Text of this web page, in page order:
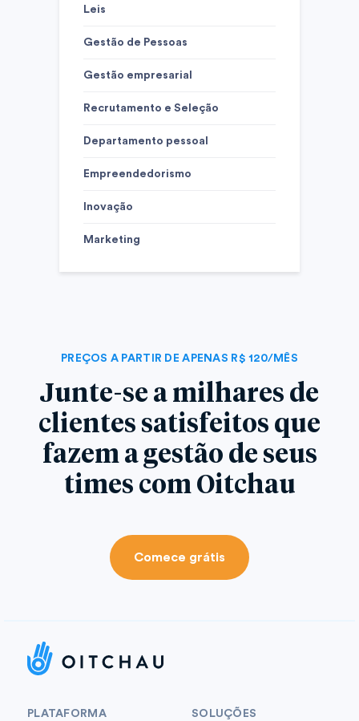
Leis
Gestão de Pessoas
Gestão empresarial
Recrutamento e Seleção
Departamento pessoal
Empreendedorismo
Inovação
Marketing
PREÇOS A PARTIR DE APENAS R$ 120/MÊS
Junte-se a milhares de
clientes satisfeitos que
fazem a gestão de seus
times com Oitchau
Comece grátis
PLATAFORMA SOLUÇÕES